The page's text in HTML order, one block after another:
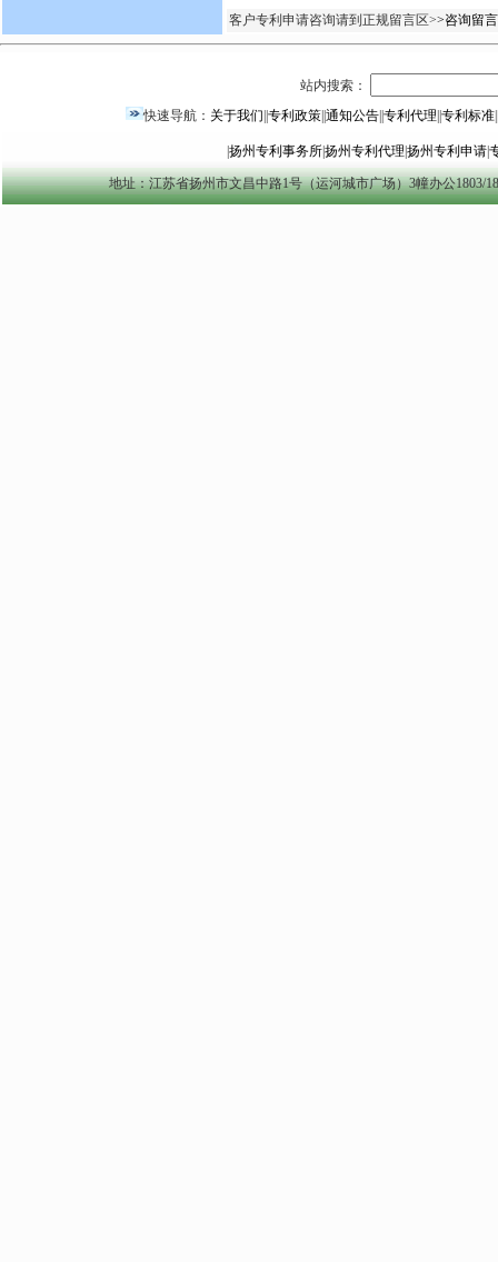
客户专利申请咨询请到正规留言区>>咨询留言
站内搜索：
快速导航： 关于我们 专利政策 通知公告 专利代理 专利标准
扬州专利事务所|扬州专利代理 扬州专利申请|
地址：江苏省扬州市文昌中路1号（运河城市广场）3幢办公1803/